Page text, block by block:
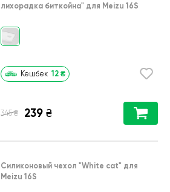
лихорадка биткойна" для Meizu 16S
Кешбек 12 ₴
345 ₴ 239 ₴
Силиконовый чехол "White cat" для
Meizu 16S